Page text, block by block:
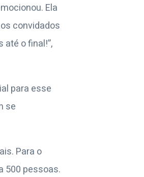
Ela
convidados
o final!”,
para esse
se
Para o
500 pessoas.